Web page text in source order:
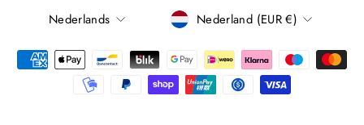
TAAL
Nederlands Nederland (EUR €)